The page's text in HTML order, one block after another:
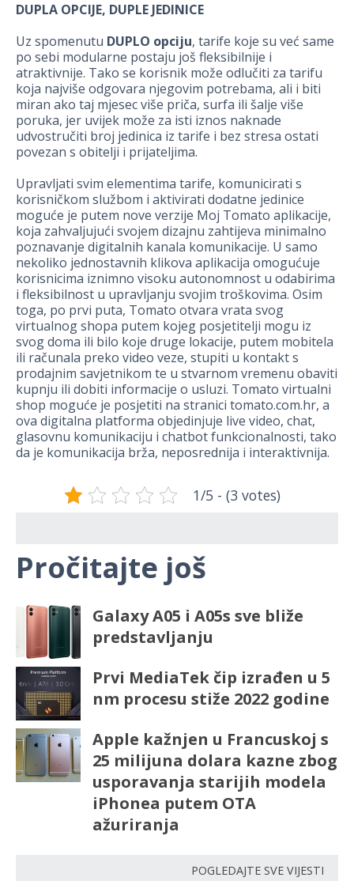
DUPLA OPCIJE, DUPLE JEDINICE
Uz spomenutu DUPLO opciju, tarife koje su već same
po sebi modularne postaju još fleksibilnije i
atraktivnije. Tako se korisnik može odlučiti za tarifu
koja najviše odgovara njegovim potrebama, ali i biti
miran ako taj mjesec više priča, surfa ili šalje više
poruka, jer uvijek može za isti iznos naknade
udvostručiti broj jedinica iz tarife i bez stresa ostati
povezan s obitelji i prijateljima.
Upravljati svim elementima tarife, komunicirati s
korisničkom službom i aktivirati dodatne jedinice
moguće je putem nove verzije Moj Tomato aplikacije,
koja zahvaljujući svojem dizajnu zahtijeva minimalno
poznavanje digitalnih kanala komunikacije. U samo
nekoliko jednostavnih klikova aplikacija omogućuje
korisnicima iznimno visoku autonomnost u odabirima
i fleksibilnost u upravljanju svojim troškovima. Osim
toga, po prvi puta, Tomato otvara vrata svog
virtualnog shopa putem kojeg posjetitelji mogu iz
svog doma ili bilo koje druge lokacije, putem mobitela
ili računala preko video veze, stupiti u kontakt s
prodajnim savjetnikom te u stvarnom vremenu obaviti
kupnju ili dobiti informacije o usluzi. Tomato virtualni
shop moguće je posjetiti na stranici tomato.com.hr, a
ova digitalna platforma objedinjuje live video, chat,
glasovnu komunikaciju i chatbot funkcionalnosti, tako
da je komunikacija brža, neposrednija i interaktivnija.
1/5 - (3 votes)
Pročitajte još
Galaxy A05 i A05s sve bliže
predstavljanju
Prvi MediaTek čip izrađen u 5
nm procesu stiže 2022 godine
Apple kažnjen u Francuskoj s
25 milijuna dolara kazne zbog
usporavanja starijih modela
iPhonea putem OTA
ažuriranja
POGLEDAJTE SVE VIJESTI